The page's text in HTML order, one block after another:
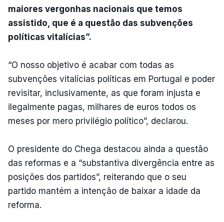
maiores vergonhas nacionais que temos
assistido, que é a questão das subvenções
políticas vitalícias”.
“O nosso objetivo é acabar com todas as
subvenções vitalícias políticas em Portugal e poder
revisitar, inclusivamente, as que foram injusta e
ilegalmente pagas, milhares de euros todos os
meses por mero privilégio político”, declarou.
O presidente do Chega destacou ainda a questão
das reformas e a “substantiva divergência entre as
posições dos partidos”, reiterando que o seu
partido mantém a intenção de baixar a idade da
reforma.